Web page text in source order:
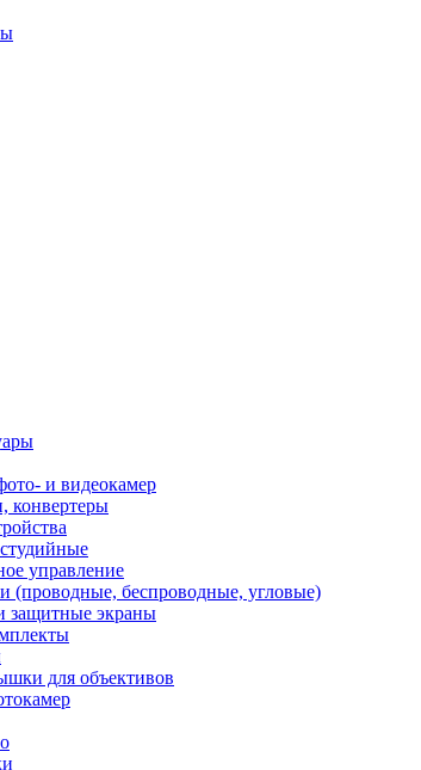
и видеокамер
конвертеры
управление
(проводные, беспроводные, угловые)
защитные экраны
для объективов